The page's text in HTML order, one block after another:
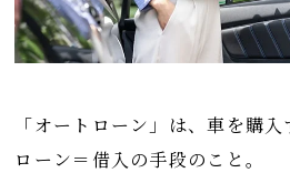
「オートローン」は、車を購
ローン＝借入の手段のこと。